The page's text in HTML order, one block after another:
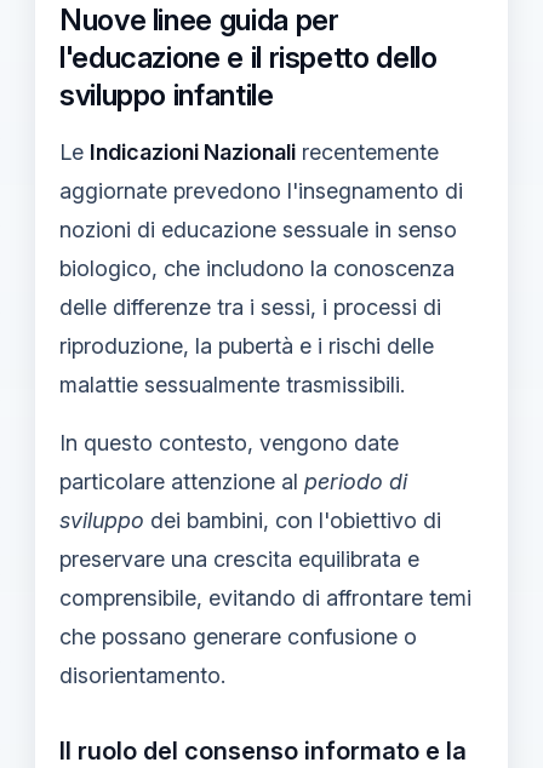
Nuove linee guida per
l'educazione e il rispetto dello
sviluppo infantile
Le Indicazioni Nazionali recentemente
aggiornate prevedono l'insegnamento di
nozioni di educazione sessuale in senso
biologico, che includono la conoscenza
delle differenze tra i sessi, i processi di
riproduzione, la pubertà e i rischi delle
malattie sessualmente trasmissibili.
In questo contesto, vengono date
particolare attenzione al periodo di
sviluppo dei bambini, con l'obiettivo di
preservare una crescita equilibrata e
comprensibile, evitando di affrontare temi
che possano generare confusione o
disorientamento.
Il ruolo del consenso informato e la